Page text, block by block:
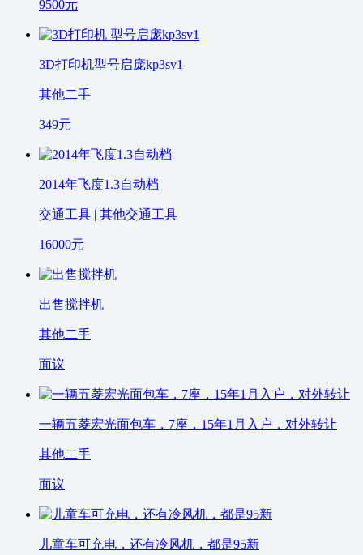
9500元
3D打印机型号启庞kp3sv1
其他二手
349元
2014年飞度1.3自动档
交通工具 | 其他交通工具
16000元
出售搅拌机
其他二手
面议
一辆五菱宏光面包车，7座，15年1月入户，对外转让
其他二手
面议
儿童车可充电，还有冷风机，都是95新